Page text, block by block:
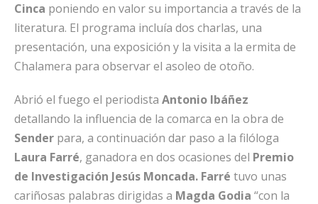
Cinca poniendo en valor su importancia a través de la
literatura. El programa incluía dos charlas, una
presentación, una exposición y la visita a la ermita de
Chalamera para observar el asoleo de otoño.
Abrió el fuego el periodista Antonio Ibáñez
detallando la influencia de la comarca en la obra de
Sender para, a continuación dar paso a la filóloga
Laura Farré, ganadora en dos ocasiones del Premio
de Investigación Jesús Moncada. Farré tuvo unas
cariñosas palabras dirigidas a Magda Godia “con la